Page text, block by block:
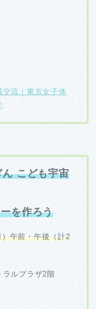
流｜東京女子体
こども宇宙
を作ろう
午前・午後（計2
ルプラザ2階